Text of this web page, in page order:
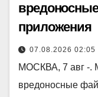
приложения
07.08.2026 02:05
МОСКВА, 7 авг -.
вредоносные